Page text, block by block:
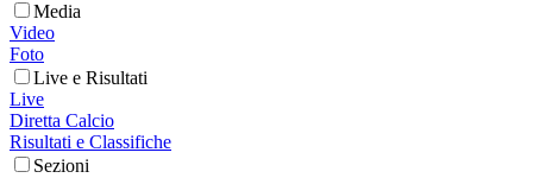
Media
Video
Foto
Live e Risultati
Live
Diretta Calcio
Risultati e Classifiche
Sezioni